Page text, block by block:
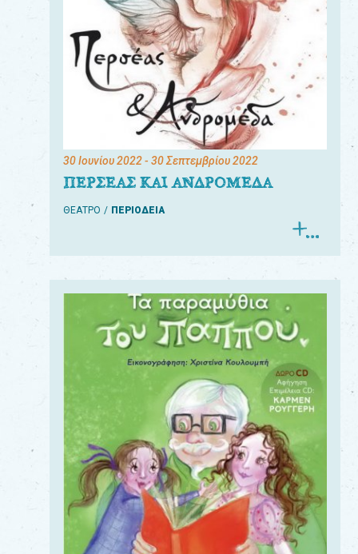
30 Ιουνίου 2022- 30 Σεπτεμβρίου 2022
ΠΕΡΣΕΑΣ ΚΑΙ ΑΝΔΡΟΜΕΔΑ
ΘΕΑΤΡΟ ΠΕΡΙΟΔΕΙΑ